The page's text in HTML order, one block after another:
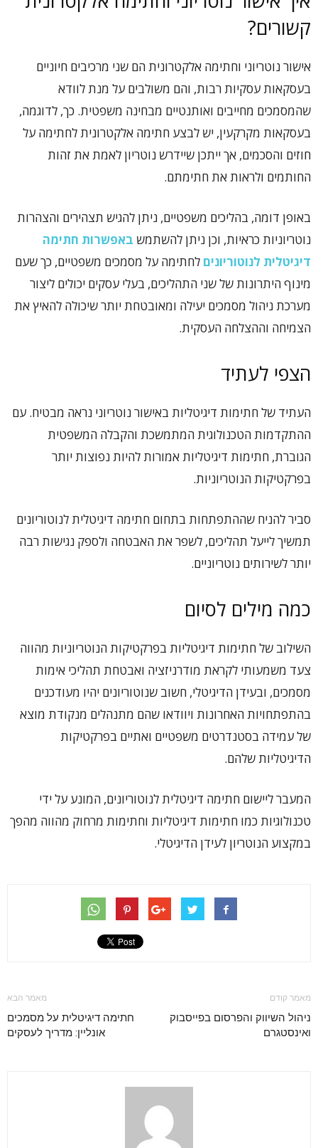
קשורים?
אישור נוטריוני וחתימה אלקטרונית הם שני מרכיבים חיוניים
בעסקאות עסקיות רבות, והם משולבים על מנת לוודא
שהמסמכים מחייבים ואותנטיים מבחינה משפטית. כך, לדוגמה,
בעסקאות מקרקעין, יש לבצע חתימה אלקטרונית לחתימה על
חוזים והסכמים, אך ייתכן שיידרש נוטריון לאמת את זהות
החותמים ולראות את חתימתם.
באופן דומה, בהליכים משפטיים, ניתן להגיש תצהירים והצהרות
נוטריוניות כראיות, וכן ניתן להשתמש באפשרות חתימה
דיגיטלית לנוטוריונים לחתימה על מסמכים משפטיים, כך שעם
מינוף היתרונות של שני התהליכים, בעלי עסקים יכולים ליצור
מערכת ניהול מסמכים יעילה ומאובטחת יותר שיכולה להאיץ את
הצמיחה וההצלחה העסקית.
הצפי לעתיד
העתיד של חתימות דיגיטליות באישור נוטריוני נראה מבטיח. עם
ההתקדמות הטכנולוגית המתמשכת והקבלה המשפטית
הגוברת, חתימות דיגיטליות אמורות להיות נפוצות יותר
בפרקטיקות הנוטריוניות.
סביר להניח שההתפתחות בתחום חתימה דיגיטלית לנוטוריונים
תמשיך לייעל תהליכים, לשפר את האבטחה ולספק נגישות רבה
יותר לשירותים נוטריוניים.
כמה מילים לסיום
השילוב של חתימות דיגיטליות בפרקטיקות הנוטריוניות מהווה
צעד משמעותי לקראת מודרניזציה ואבטחת תהליכי אימות
מסמכים, ובעידן הדיגיטלי, חשוב שנוטוריונים יהיו מעודכנים
בהתפתחויות האחרונות ויוודאו שהם מתנהלים מנקודת מוצא
של עמידה בסטנדרטים משפטיים ואתיים בפרקטיקות
הדיגיטליות שלהם.
המעבר ליישום חתימה דיגיטלית לנוטוריונים, המונע על ידי
טכנולוגיות כמו חתימות דיגיטליות וחתימות מרחוק מהווה מהפך
במקצוע הנוטריון לעידן הדיגיטלי.
מאמר קודם
ניהול השיווק והפרסום בפייסבוק
ואינסטגרם
מאמר הבא
חתימה דיגיטלית על מסמכים
אונליין: מדריך לעסקים